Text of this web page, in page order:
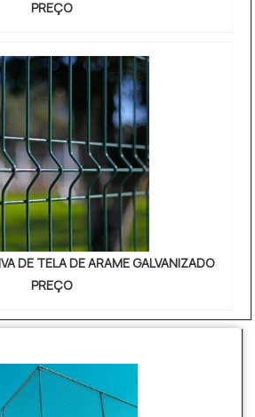
PREÇO
DE TELA DE ARAME GALVANIZADO
PREÇO